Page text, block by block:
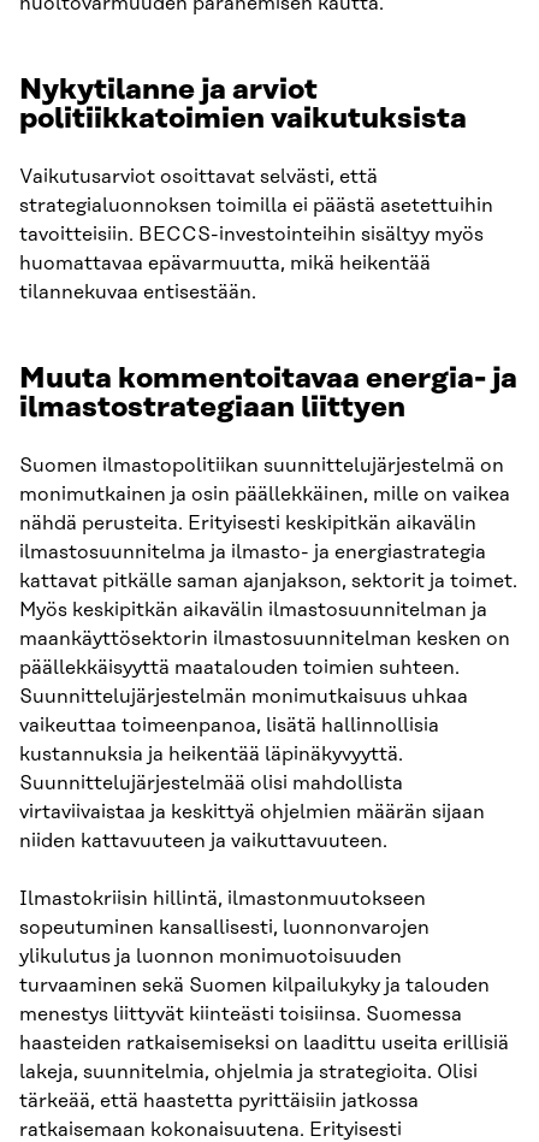
Nykytilanne ja arviot
politiikkatoimien vaikutuksista
Vaikutusarviot osoittavat selvästi, että
strategialuonnoksen toimilla ei päästä asetettuihin
tavoitteisiin. BECCS-investointeihin sisältyy myös
huomattavaa epävarmuutta, mikä heikentää
tilannekuvaa entisestään.
Muuta kommentoitavaa energia- ja
ilmastostrategiaan liittyen
Suomen ilmastopolitiikan suunnittelujärjestelmä on
monimutkainen ja osin päällekkäinen, mille on vaikea
nähdä perusteita. Erityisesti keskipitkän aikavälin
ilmastosuunnitelma ja ilmasto- ja energiastrategia
kattavat pitkälle saman ajanjakson, sektorit ja toimet.
Myös keskipitkän aikavälin ilmastosuunnitelman ja
maankäyttösektorin ilmastosuunnitelman kesken on
päällekkäisyyttä maatalouden toimien suhteen.
Suunnittelujärjestelmän monimutkaisuus uhkaa
vaikeuttaa toimeenpanoa, lisätä hallinnollisia
kustannuksia ja heikentää läpinäkyvyyttä.
Suunnittelujärjestelmää olisi mahdollista
virtaviivaistaa ja keskittyä ohjelmien määrän sijaan
niiden kattavuuteen ja vaikuttavuuteen.
Ilmastokriisin hillintä, ilmastonmuutokseen
sopeutuminen kansallisesti, luonnonvarojen
ylikulutus ja luonnon monimuotoisuuden
turvaaminen sekä Suomen kilpailukyky ja talouden
menestys liittyvät kiinteästi toisiinsa. Suomessa
haasteiden ratkaisemiseksi on laadittu useita erillisiä
lakeja, suunnitelmia, ohjelmia ja strategioita. Olisi
tärkeää, että haastetta pyrittäisiin jatkossa
ratkaisemaan kokonaisuutena. Erityisesti